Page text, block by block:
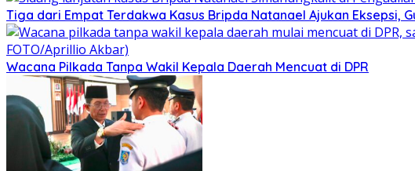
Tiga dari Empat Terdakwa Kasus Bripda Natanael Ajukan Eksepsi,
Wacana Pilkada Tanpa Wakil Kepala Daerah Mencuat di DPR